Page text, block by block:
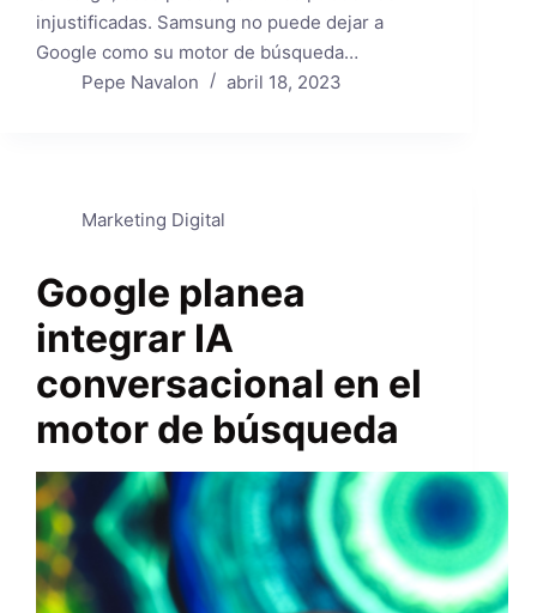
injustificadas. Samsung no puede dejar a
Google como su motor de búsqueda…
Pepe Navalon
abril 18, 2023
Marketing Digital
Google planea
integrar IA
conversacional en el
motor de búsqueda